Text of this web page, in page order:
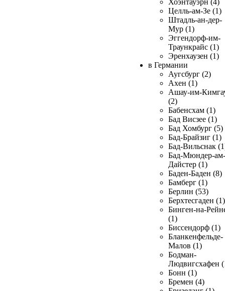
Хоэнтауэрн (4)
Целль-ам-Зе (1)
Штадль-ан-дер-
Мур (1)
Эггендорф-им-
Траункрайс (1)
Эренхаузен (1)
в Германии
Аугсбург (2)
Ахен (1)
Ашау-им-
(2)
Бабенсхам (1)
Бад Висзее (1)
Бад Хомбург (5)
Бад-Брайзиг (1)
Бад-Вильснак
Бад-Мюндер-ам-
Дайстер (1)
Баден-Баден (8)
Бамберг (1)
Берлин (53)
Берхтесгаден (1)
Бинген-на-
(1)
Биссендорф (1)
Бланкенфельде-
Малов (1)
Бодман-
Людвигсхафен
Бонн (1)
Бремен (4)